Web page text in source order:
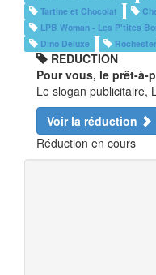
Tartine et Chocolat
LPB Woman - Les P'tites
Dino Deluxe
Rochester
REDUCTION
Pour vous, le prêt-à-
Le slogan publicitaire,
Voir la réduction
Réduction en cours